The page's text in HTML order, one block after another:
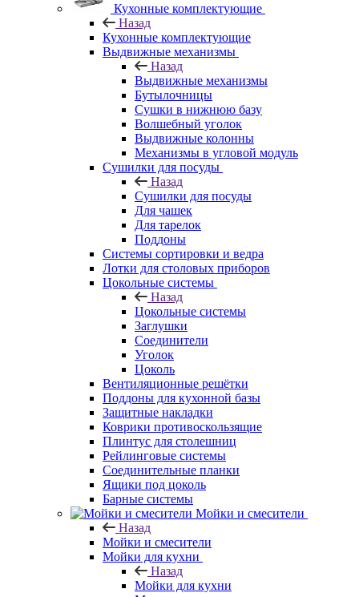
Кухонные комплектующие
Назад
Кухонные комплектующие
Выдвижные механизмы
Назад
Выдвижные механизмы
Бутылочницы
Сушки в нижнюю базу
Волшебный уголок
Выдвижные колонны
Механизмы в угловой модуль
Сушилки для посуды
Назад
Сушилки для посуды
Для чашек
Для тарелок
Поддоны
Системы сортировки и ведра
Лотки для столовых приборов
Цокольные системы
Назад
Цокольные системы
Заглушки
Соединители
Уголок
Цоколь
Вентиляционные решётки
Поддоны для кухонной базы
Защитные накладки
Коврики противоскользящие
Плинтус для столешниц
Рейлинговые системы
Соединительные планки
Ящики под цоколь
Барные системы
Мойки и смесители
Назад
Мойки и смесители
Мойки для кухни
Назад
Мойки для кухни